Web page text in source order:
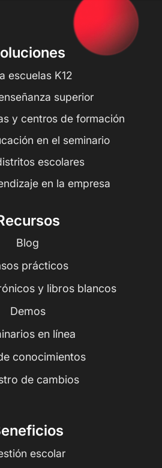
escuelas K12
superior
y centros de formación
en el seminario
escolares
en la empresa
Blog
prácticos
y libros blancos
Demos
en línea
conocimientos
de cambios
escolar